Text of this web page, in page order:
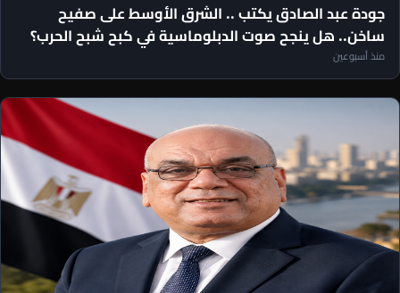
جودة عبد الصادق يكتب .. الشرق الأوسط على صفيح
ساخن.. هل ينجح صوت الدبلوماسية في كبح شبح الحرب؟
منذ أسبوعين